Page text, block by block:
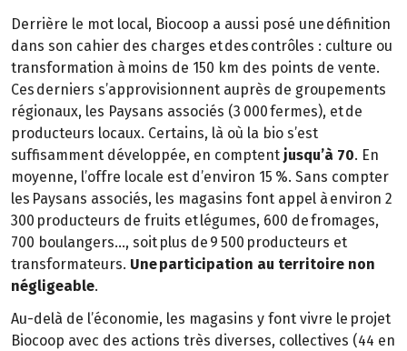
Derrière le mot local, Biocoop a aussi posé une définition
dans son cahier des charges et des contrôles : culture ou
transformation à moins de 150 km des points de vente.
Ces derniers s’approvisionnent auprès de groupements
régionaux, les Paysans associés (3 000 fermes), et de
producteurs locaux. Certains, là où la bio s’est
suffisamment développée, en comptent jusqu’à 70. En
moyenne, l’offre locale est d’environ 15 %. Sans compter
les Paysans associés, les magasins font appel à environ 2
300 producteurs de fruits et légumes, 600 de fromages,
700 boulangers…, soit plus de 9 500 producteurs et
transformateurs. Une participation au territoire non
négligeable.
Au-delà de l’économie, les magasins y font vivre le projet
Biocoop avec des actions très diverses, collectives (44 en